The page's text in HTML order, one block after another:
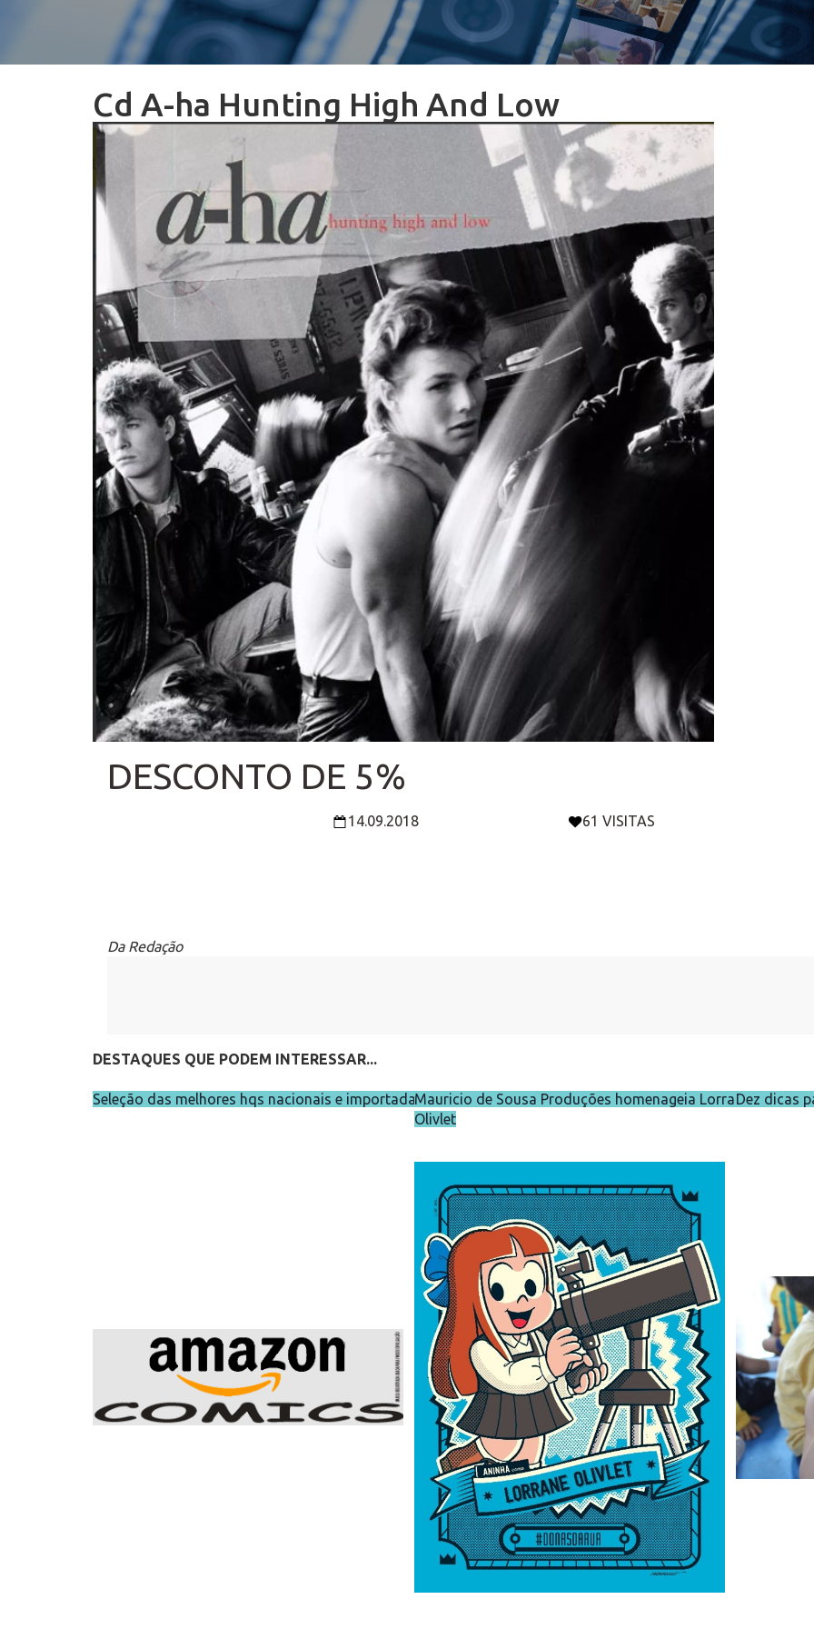
Cd A-ha Hunting High And Low
DESCONTO DE 5%
14.09.2018 61 VISITAS
Da Redação
DESTAQUES QUE PODEM INTERESSAR...
Seleção das melhores hqs nacionais e importadasMauricio de Sousa Produções homenageia Lorrane
Olivlet
Dez dicas